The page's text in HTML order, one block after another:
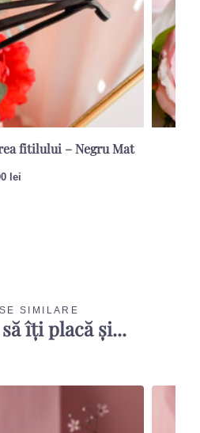
fitilului – Negru Mat
lei
SIMILARE
îți placă și...